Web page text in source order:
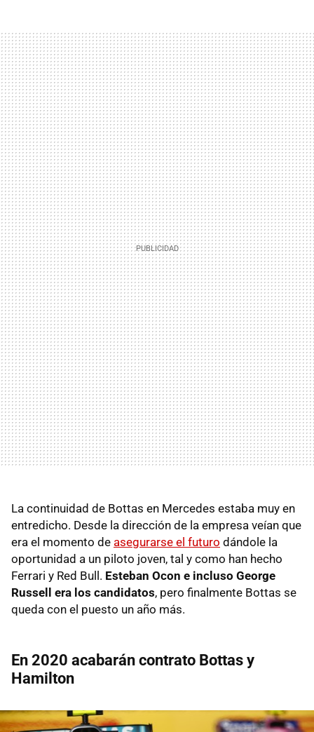
La continuidad de Bottas en Mercedes estaba muy en
entredicho. Desde la dirección de la empresa veían que
era el momento de asegurarse el futuro dándole la
oportunidad a un piloto joven, tal y como han hecho
Ferrari y Red Bull. Esteban Ocon e incluso George
Russell era los candidatos, pero finalmente Bottas se
queda con el puesto un año más.
En 2020 acabarán contrato Bottas y
Hamilton